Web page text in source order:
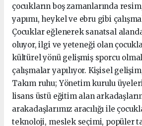
çocukların boş zamanlarında
yapımı, heykel ve ebru gibi
Çocuklar eğlenerek sanatsal
oluyor, ilgi ve yeteneği olan
kültürel yönü gelişmiş sporcu
çalışmalar yapılıyor. Kişisel
Takım ruhu; Yönetim kurulu
lisans üstü eğitim alan
arakadaşlarımız aracılığı ile
teknoloji, meslek seçimi, popüler